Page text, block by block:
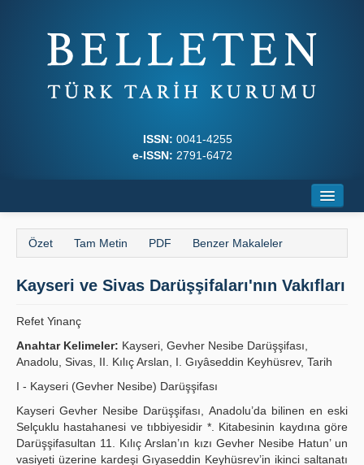
ISSN: 0041-4255
e-ISSN: 2791-6472
Hakkında
Dergi Kurulları
Yazım Kuralları
İlkeler
Yayın Politikaları
Kılavuzlar
İletişim
Özet Tam Metin PDF Benzer Makaleler
Kayseri ve Sivas Darüşşifaları'nın Vakıfları
Refet Yinanç
Anahtar Kelimeler: Kayseri, Gevher Nesibe Darüşşifası,
Anadolu, Sivas, II. Kılıç Arslan, I. Gıyâseddin Keyhüsrev, Tarih
I - Kayseri (Gevher Nesibe) Darüşşifası
Kayseri Gevher Nesibe Darüşşifası, Anadolu’da bilinen en eski
Selçuklu hastahanesi ve tıbbiyesidir *. Kitabesinin kaydına göre
Darüşşifasultan 11. Kılıç Arslan’ın kızı Gevher Nesibe Hatun’ un
vasiyeti üzerine kardeşi Gıyaseddin Keyhüsrev’in ikinci saltanatı